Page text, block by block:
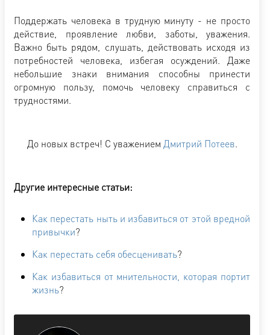
Поддержать человека в трудную минуту - не просто
действие, проявление любви, заботы, уважения.
Важно быть рядом, слушать, действовать исходя из
потребностей человека, избегая осуждений. Даже
небольшие знаки внимания способны принести
огромную пользу, помочь человеку справиться с
трудностями.
До новых встреч! С уважением Дмитрий Потеев.
Другие интересные статьи:
Как перестать ныть и избавиться от этой вредной
привычки?
Как перестать себя обесценивать?
Как избавиться от мнительности, которая портит
жизнь?